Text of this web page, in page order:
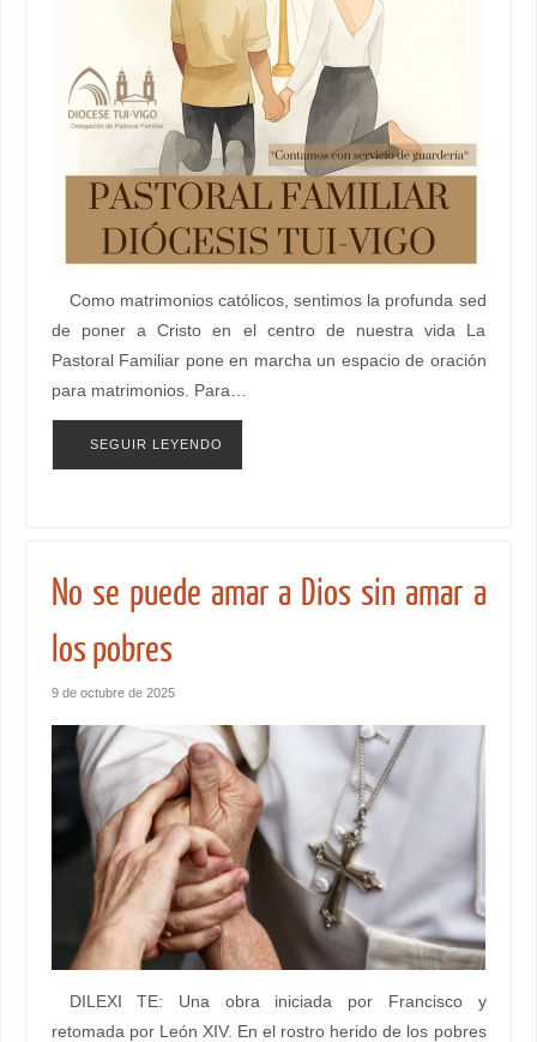
Como matrimonios católicos, sentimos la profunda sed
de poner a Cristo en el centro de nuestra vida La
Pastoral Familiar pone en marcha un espacio de oración
para matrimonios. Para…
SEGUIR LEYENDO
No se puede amar a Dios sin amar a
los pobres
9 de octubre de 2025
DILEXI TE: Una obra iniciada por Francisco y
retomada por León XIV. En el rostro herido de los pobres